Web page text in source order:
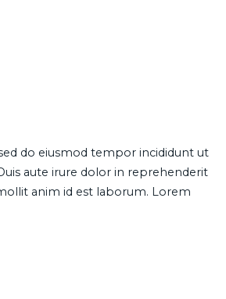
do eiusmod tempor incididunt ut
aute irure dolor in reprehenderit
anim id est laborum. Lorem